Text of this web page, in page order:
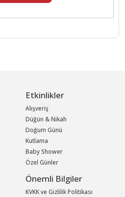
Etkinlikler
Alışveriş
Düğün & Nikah
Doğum Günü
Kutlama
Baby Shower
Özel Günler
Önemli Bilgiler
KVKK ve Gizlilik Politikası